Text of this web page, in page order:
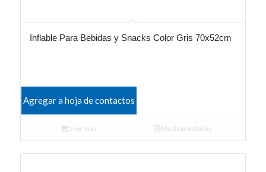
Inflable Para Bebidas y Snacks Color Gris 70x52cm
Agregar a hoja de contactos
Leer más Mostrar detalles